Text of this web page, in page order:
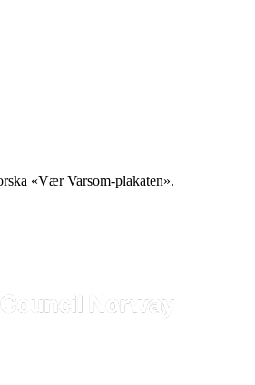
«Vær Varsom-plakaten».